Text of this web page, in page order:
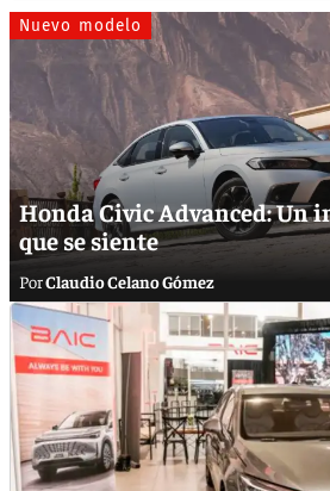
Nuevo modelo
Honda Civic Advanced: Un
que se siente
Claudio Celano Gómez